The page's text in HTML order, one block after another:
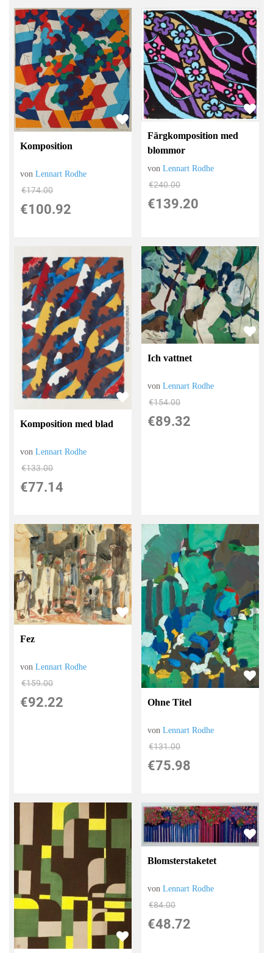
Komposition
vonLennart Rodhe
€174.00
€100.92
Färgkomposition med
blommor
vonLennart Rodhe
€240.00
€139.20
Komposition med blad
vonLennart Rodhe
€133.00
€77.14
Ich vattnet
vonLennart Rodhe
€154.00
€89.32
Fez
vonLennart Rodhe
€159.00
€92.22 Ohne Titel
vonLennart Rodhe
€131.00
€75.98
Blomsterstaketet
vonLennart Rodhe
€84.00
€48.72